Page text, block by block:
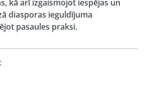
kā arī izgaismojot iespējas un
diasporas ieguldījuma
pasaules praksi.